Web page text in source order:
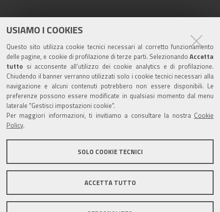
USIAMO I COOKIES
Questo sito utilizza cookie tecnici necessari al corretto funzionamento
delle pagine, e cookie di profilazione di terze parti. Selezionando Accetta
tutto si acconsente all’utilizzo dei cookie analytics e di profilazione.
Chiudendo il banner verranno utilizzati solo i cookie tecnici necessari alla
navigazione e alcuni contenuti potrebbero non essere disponibili. Le
preferenze possono essere modificate in qualsiasi momento dal menu
laterale "Gestisci impostazioni cookie".
Per maggiori informazioni, ti invitiamo a consultare la nostra Cookie
Policy.
SOLO COOKIE TECNICI
ACCETTA TUTTO
Seguici su
Turismo
Riserva di Nirano
Castello di Spezzano
Iscriviti alla nostra newsletter
Comune di Fiorano Modenese, Piazza Ciro Menotti, 1 -
41042 Fiorano Modenese (Mo) C.F. 84001590367 - P.IVA